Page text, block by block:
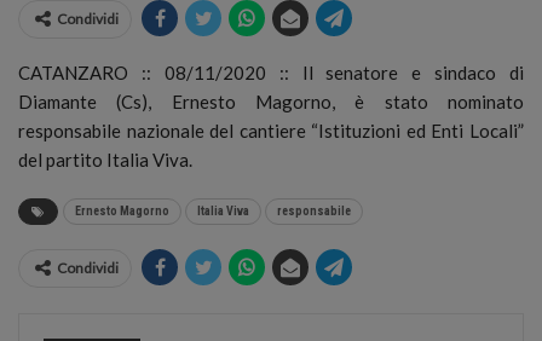
Condividi
CATANZARO :: 08/11/2020 :: Il senatore e sindaco di
Diamante (Cs), Ernesto Magorno, è stato nominato
responsabile nazionale del cantiere “Istituzioni ed Enti Locali”
del partito Italia Viva.
Ernesto Magorno Italia Viva responsabile
Condividi